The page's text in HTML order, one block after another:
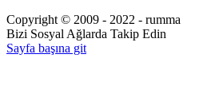
Copyright © 2009 - 2022 - rumma
Bizi Sosyal Ağlarda Takip Edin
Sayfa başına git